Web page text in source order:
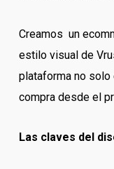
Creamos un
estilo visual de
plataforma no
compra desde el
Las claves del